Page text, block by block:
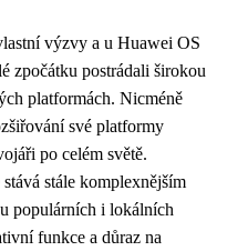
výzvy a u Huawei OS
zpočátku postrádali širokou
platformách. Nicméně
své platformy
po celém světě.
stále komplexnějším
populárních i lokálních
funkce a důraz na